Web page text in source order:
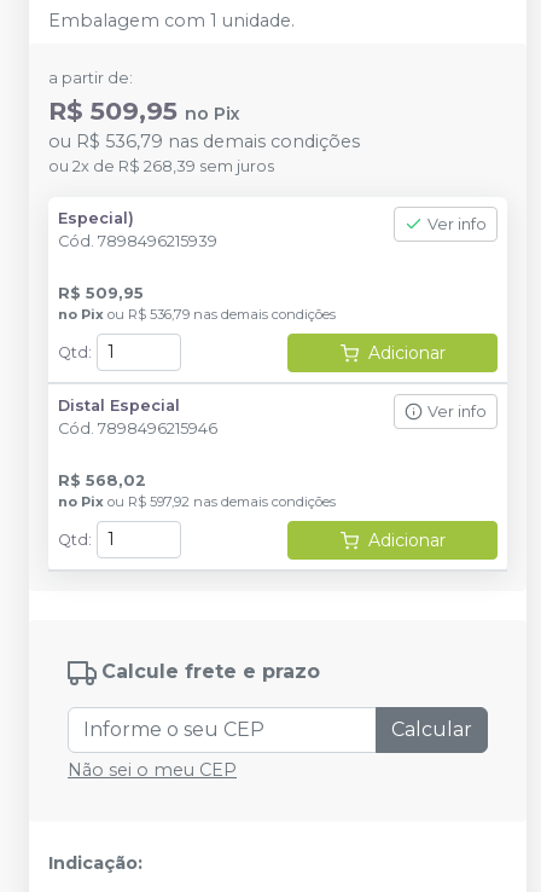
Embalagem com 1 unidade.
a partir de:
R$ 509,95 no Pix
ou R$ 536,79 nas demais condições
ou 2x de R$ 268,39 sem juros
Especial)
Cód. 7898496215939
Ver info
R$ 509,95
no Pix ou R$ 536,79 nas demais condições
Qtd : Adicionar
Distal Especial
Cód. 7898496215946
Ver info
R$ 568,02
no Pix ou R$ 597,92 nas demais condições
Qtd : Adicionar
Calcule frete e prazo
Calcular
Não sei o meu CEP
Indicação: